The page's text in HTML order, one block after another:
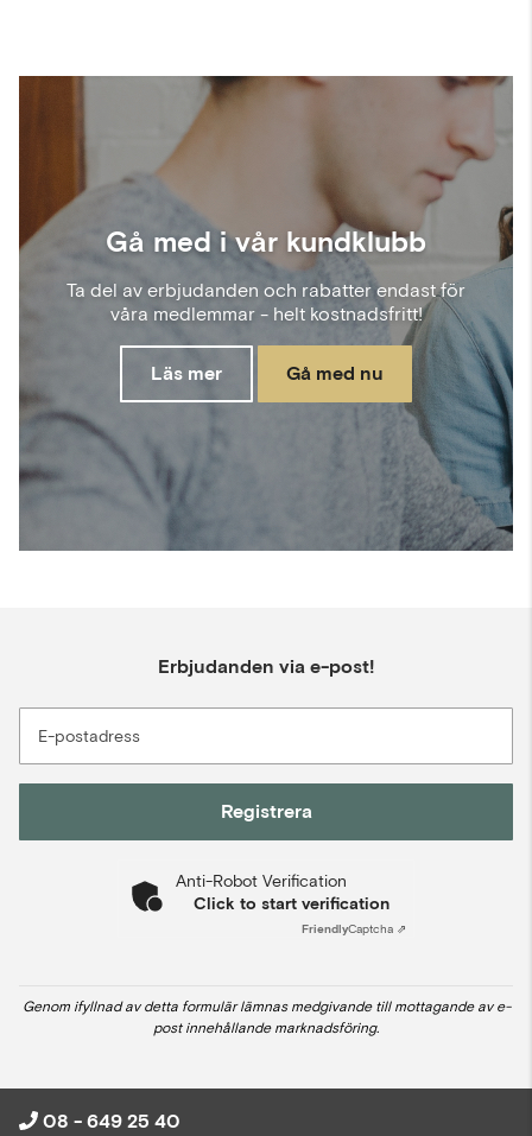
Gå med i vår kundklubb
Ta del av erbjudanden och rabatter endast för
våra medlemmar - helt kostnadsfritt!
Läs mer Gå med nu
Erbjudanden via e-post!
E-postadress
Registrera
Anti-Robot Verification
Click to start verification
FriendlyCaptcha ⇗
Genom ifyllnad av detta formulär lämnas medgivande till mottagande av e-
post innehållande marknadsföring.
08 - 649 25 40